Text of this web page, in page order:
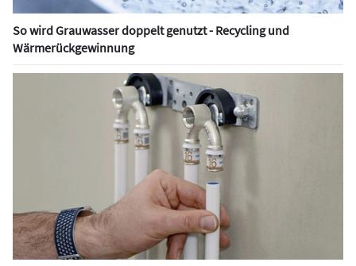
So wird Grauwasser doppelt genutzt - Recycling und
Wärmerückgewinnung